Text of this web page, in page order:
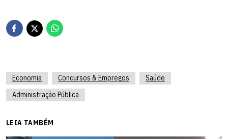
Economia Concursos & Empregos
Saúde
Administração Pública
LEIA TAMBÉM